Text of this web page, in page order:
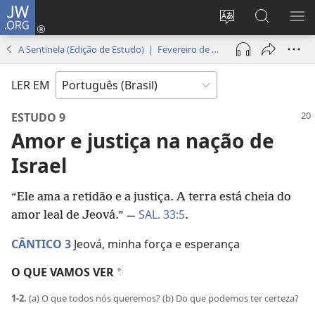
JW.ORG
Mudar
idioma
Log
(abre
janela)
Buscar
no
JW.ORG
A Sentinela (Edição de Estudo) | Fevereiro de 2019
LER EM
ESTUDO 9
Amor e justiça na nação de
Israel
“Ele ama a retidão e a justiça. A terra está cheia do
amor leal de Jeová.” — SAL. 33:5.
CÂNTICO 3 Jeová, minha força e esperança
O QUE VAMOS VER *
1-2. (a) O que todos nós queremos? (b) Do que podemos ter certeza?